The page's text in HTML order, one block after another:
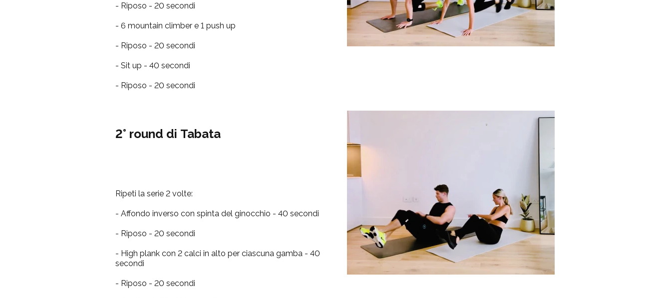
- Riposo - 20 secondi
- 6 mountain climber e 1 push up
- Riposo - 20 secondi
- Sit up - 40 secondi
- Riposo - 20 secondi
2° round di Tabata
Ripeti la serie 2 volte:
- Affondo inverso con spinta del ginocchio - 40 secondi
- Riposo - 20 secondi
- High plank con 2 calci in alto per ciascuna gamba - 40
secondi
- Riposo - 20 secondi